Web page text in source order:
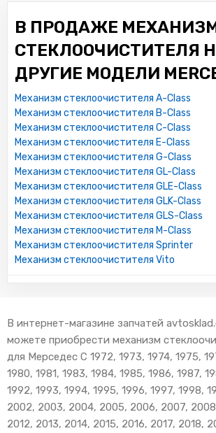
В ПРОДАЖЕ
СТЕКЛООЧИСТИТЕЛЯ
ДРУГИЕ МОДЕЛИ
Механизм стеклоочистителя A-Class
Механизм стеклоочистителя B-Class
Механизм стеклоочистителя C-Class
Механизм стеклоочистителя E-Class
Механизм стеклоочистителя G-Class
Механизм стеклоочистителя GL-Class
Механизм стеклоочистителя GLE-Class
Механизм стеклоочистителя GLK-Class
Механизм стеклоочистителя GLS-Class
Механизм стеклоочистителя M-Class
Механизм стеклоочистителя Sprinter
Механизм стеклоочистителя Vito
В интернет-магазине запчатей
можете приобрести механизм
для Мерседес С 1972, 1973, 1974, 1975,
1980, 1981, 1983, 1984, 1985, 1986, 1987,
1992, 1993, 1994, 1995, 1996, 1997, 1998,
2002, 2003, 2004, 2005, 2006, 2007,
2012, 2013, 2014, 2015, 2016, 2017, 2018,